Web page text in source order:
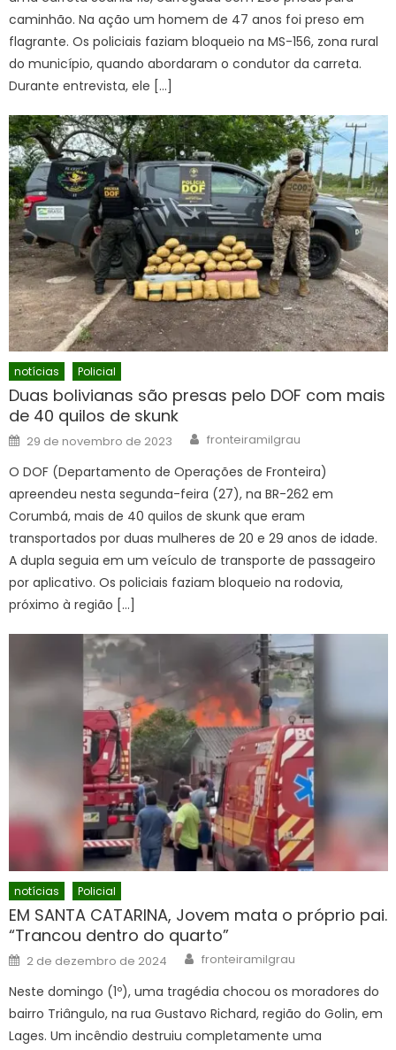
caminhão. Na ação um homem de 47 anos foi preso em
flagrante. Os policiais faziam bloqueio na MS-156, zona rural
do município, quando abordaram o condutor da carreta.
Durante entrevista, ele […]
notícias Policial
Duas bolivianas são presas pelo DOF com mais
de 40 quilos de skunk
Posted
on
29 de novembro de 2023 Author
fronteiramilgrau
O DOF (Departamento de Operações de Fronteira)
apreendeu nesta segunda-feira (27), na BR-262 em
Corumbá, mais de 40 quilos de skunk que eram
transportados por duas mulheres de 20 e 29 anos de idade.
A dupla seguia em um veículo de transporte de passageiro
por aplicativo. Os policiais faziam bloqueio na rodovia,
próximo à região […]
notícias Policial
EM SANTA CATARINA, Jovem mata o próprio pai.
“Trancou dentro do quarto”
Posted
on
2 de dezembro de 2024 Author
fronteiramilgrau
Neste domingo (1º), uma tragédia chocou os moradores do
bairro Triângulo, na rua Gustavo Richard, região do Golin, em
Lages. Um incêndio destruiu completamente uma